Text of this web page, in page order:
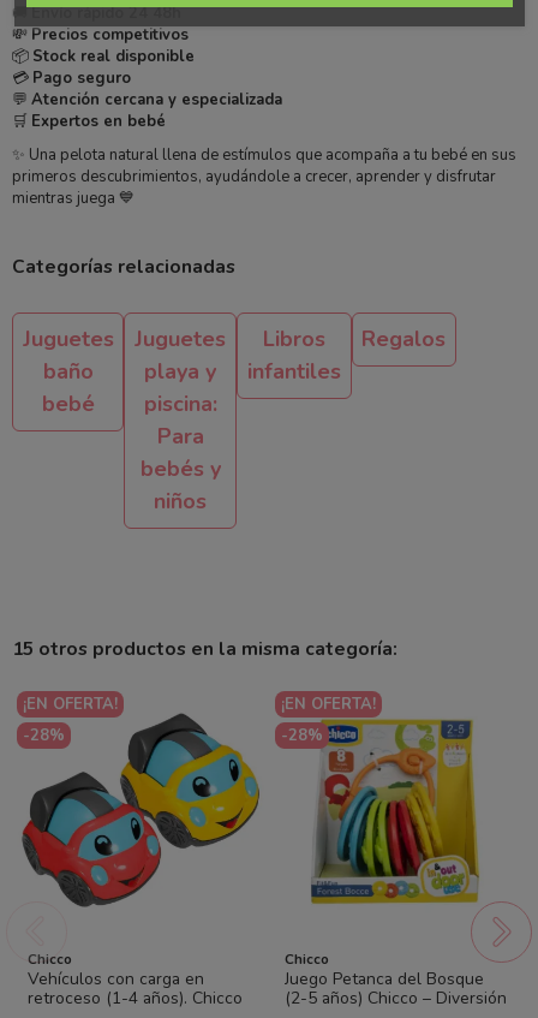
🚚Envío rápido 24 48h
💸 Precios competitivos
📦 Stock real disponible
💳 Pago seguro
💬 Atención cercana y especializada
🛒 Expertos en bebé
✨ Una pelota natural llena de estímulos que acompaña a tu bebé en sus
primeros descubrimientos, ayudándole a crecer, aprender y disfrutar
mientras juega 💙
Categorías relacionadas
Juguetes
baño
bebé
Juguetes
playa y
piscina:
Para
bebés y
niños
Libros
infantiles
Regalos
15 otros productos en la misma categoría:
¡EN OFERTA!
-28%
Chicco
Vehículos con carga en
retroceso (1-4 años). Chicco
¡EN OFERTA!
-28%
Chicco
Juego Petanca del Bosque
(2-5 años) Chicco – Diversión